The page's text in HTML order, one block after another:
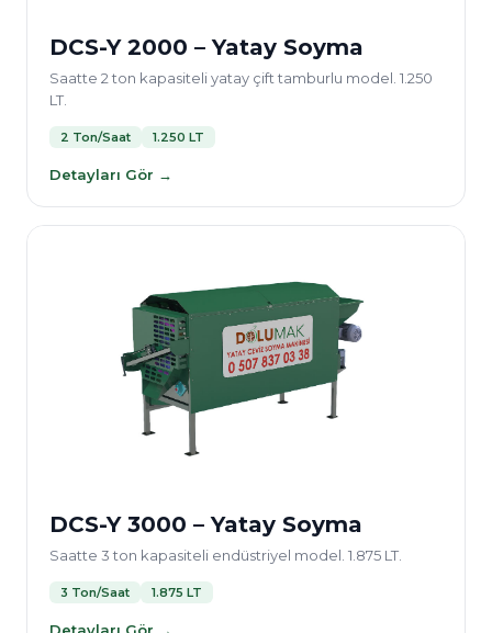
DCS-Y 2000 – Yatay Soyma
Saatte 2 ton kapasiteli yatay çift tamburlu model. 1.250
LT.
2 Ton/Saat 1.250 LT
Detayları Gör →
DCS-Y 3000 – Yatay Soyma
Saatte 3 ton kapasiteli endüstriyel model. 1.875 LT.
3 Ton/Saat 1.875 LT